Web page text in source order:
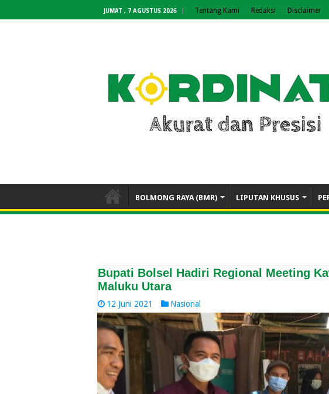
JUMAT , 7 AGUSTUS 2026 Tentang Kami Redaksi Disclaimer
BOLMONG RAYA (BMR) LIPUTAN KHUSUS
Bupati Bolsel Hadiri Regional Meeting
Maluku Utara
12 Juni 2021 Nasional